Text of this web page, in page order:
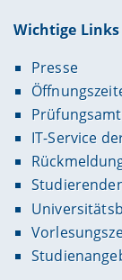
Wichtige Links
Presse
Prüfungsamt
IT-Service